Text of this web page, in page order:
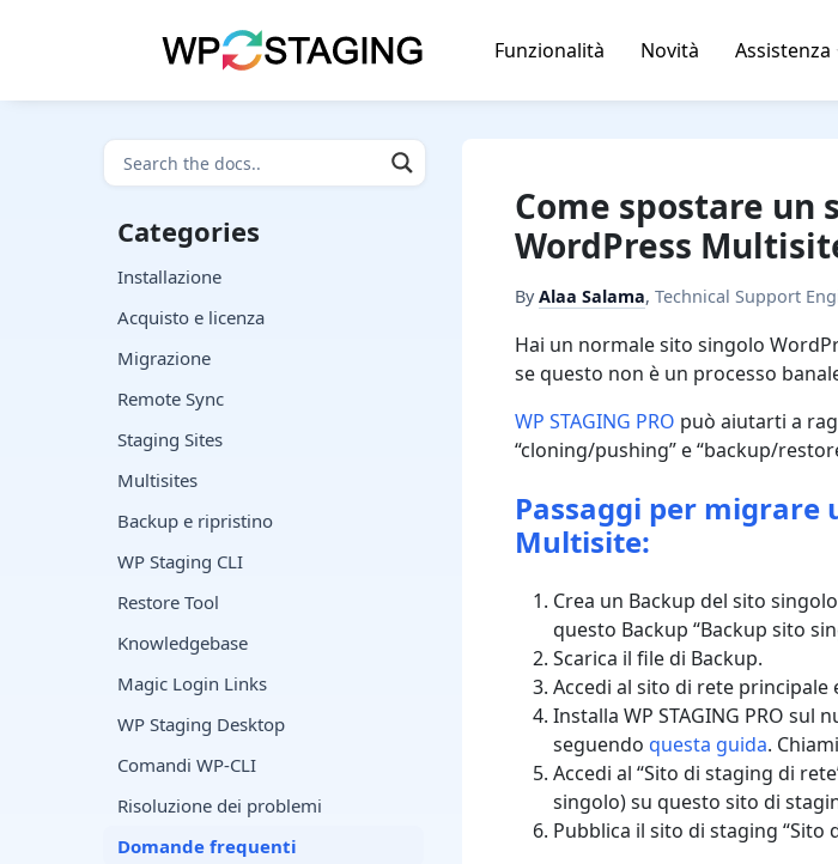
Funzionalità Novità Assistenza
Come spostare un
WordPress
ByAlaa Salama,Technical Support
Hai un normale sito singolo
se questo non è un processo
WP STAGING PRO può aiutarti a
“cloning/pushing” e “backup/
Passaggi per migrare
Multisite:
Crea un Backup del sito
questo Backup “Backup sito
Scarica il file di Backup.
Accedi al sito di rete principale
Installa WP STAGING PRO
seguendoquesta guida.
Accedi al “Sito di staging di
singolo) su questo sito di
Pubblica il sito di staging
Categories
Installazione
Acquisto e licenza
Migrazione
Remote Sync
Staging Sites
Multisites
Backup e ripristino
WP Staging CLI
Restore Tool
Knowledgebase
Magic Login Links
WP Staging Desktop
Comandi WP-CLI
Risoluzione dei problemi
Domande frequenti